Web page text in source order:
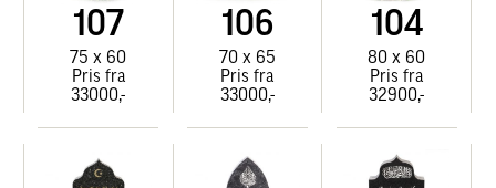
107
75 x 60
Pris fra
33000,-
106
70 x 65
Pris fra
33000,-
104
80 x 60
Pris fra
32900,-